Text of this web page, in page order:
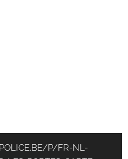
P/FR-NL-